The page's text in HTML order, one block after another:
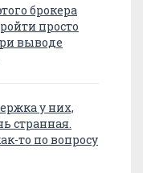
брокера
просто
выводе
у них,
странная.
то по вопросу